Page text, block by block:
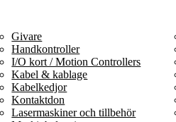
Givare
Handkontroller
I/O kort / Motion Controllers
Kabel & kablage
Kabelkedjor
Kontaktdon
Lasermaskiner och tillbehör